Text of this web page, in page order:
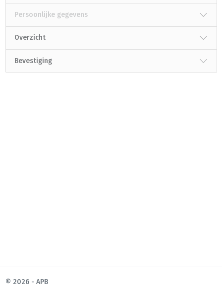
Persoonlijke gegevens
Overzicht
Bevestiging
© 2026 - APB